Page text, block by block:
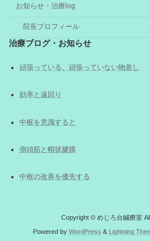
お知らせ・治療log
院長プロフィール
治療ブログ・お知らせ
頑張っている、頑張っていない物差し
効率と遠回り
中枢を意識すると
側頭筋と帽状腱膜
中枢の改善を優先する
Copyright © めじろ台鍼療室
Powered by WordPress & Lightning